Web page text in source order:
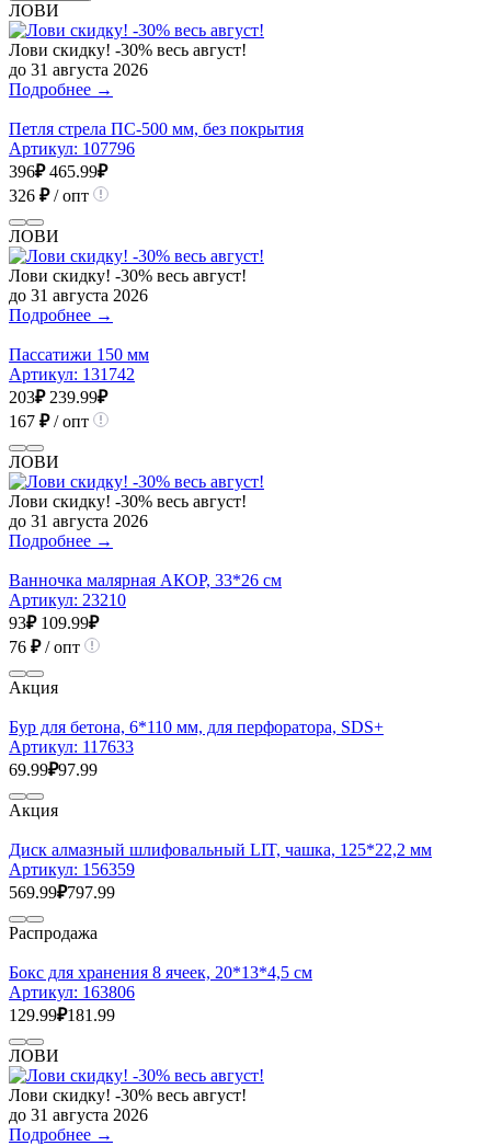
ЛОВИ
Лови скидку! -30% весь август!
до 31 августа 2026
Подробнее →
Петля стрела ПС-500 мм, без покрытия
Артикул: 107796
396₽ 465.99₽
326 ₽/ опт
ЛОВИ
Лови скидку! -30% весь август!
до 31 августа 2026
Подробнее →
Пассатижи 150 мм
Артикул: 131742
203₽ 239.99₽
167 ₽/ опт
ЛОВИ
Лови скидку! -30% весь август!
до 31 августа 2026
Подробнее →
Ванночка малярная АКОР, 33*26 см
Артикул: 23210
93₽ 109.99₽
76 ₽/ опт
Акция
Бур для бетона, 6*110 мм, для перфоратора, SDS+
Артикул: 117633
69.99₽97.99
Акция
Диск алмазный шлифовальный LIT, чашка, 125*22,2 мм
Артикул: 156359
569.99₽797.99
Распродажа
Бокс для хранения 8 ячеек, 20*13*4,5 см
Артикул: 163806
129.99₽181.99
ЛОВИ
Лови скидку! -30% весь август!
до 31 августа 2026
Подробнее →